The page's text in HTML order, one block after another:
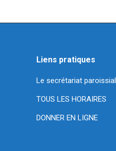
Liens pratiques
Le secrétariat paroissial
TOUS LES HORAIRES
DONNER EN LIGNE